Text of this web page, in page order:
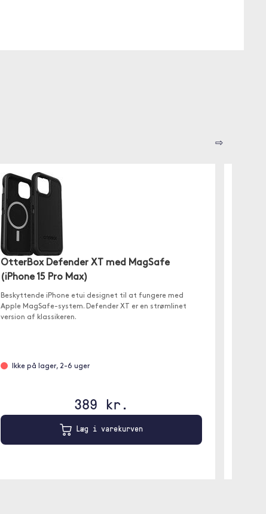
⇨
OtterBox Defender XT med MagSafe
(iPhone 15 Pro Max)
Beskyttende iPhone etui designet til at fungere med
Apple MagSafe-system. Defender XT er en strømlinet
version af klassikeren.
Ikke på lager, 2-6 uger
389 kr.
Læg i varekurven